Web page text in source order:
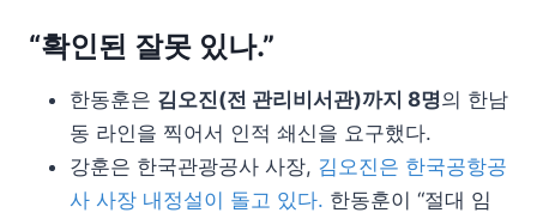
“확인된 잘못 있나.”
한동훈은 김오진(전 관리비서관)까지 8명의 한남
동 라인을 찍어서 인적 쇄신을 요구했다.
강훈은 한국관광공사 사장, 김오진은 한국공항공
사 사장 내정설이 돌고 있다. 한동훈이 “절대 임